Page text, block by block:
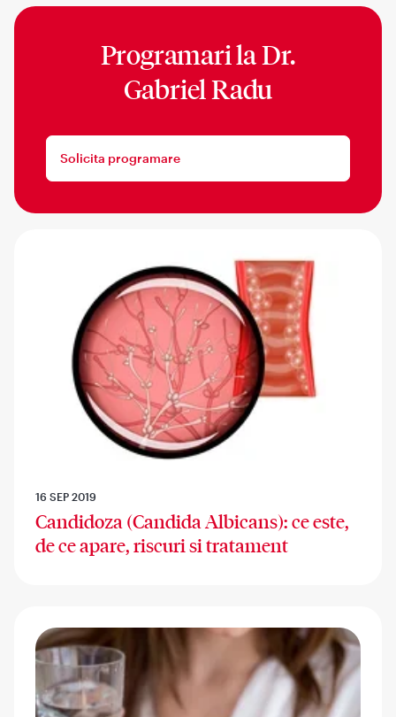
Programari laDr.
Gabriel Radu
Solicita programare
16 SEP 2019
Candidoza (Candida Albicans): ce este,
de ce apare, riscuri si tratament